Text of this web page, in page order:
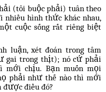
(tôi buộc phải) tuân theo
nhiều hình thức khác nhau,
cuộc sống rất riêng biệt
luận, xét đoán trong tâm
gai trong thịt); nó cứ phải
chịu. Bạn muốn mọi
phải như thế nào thì mới
được điều đó?